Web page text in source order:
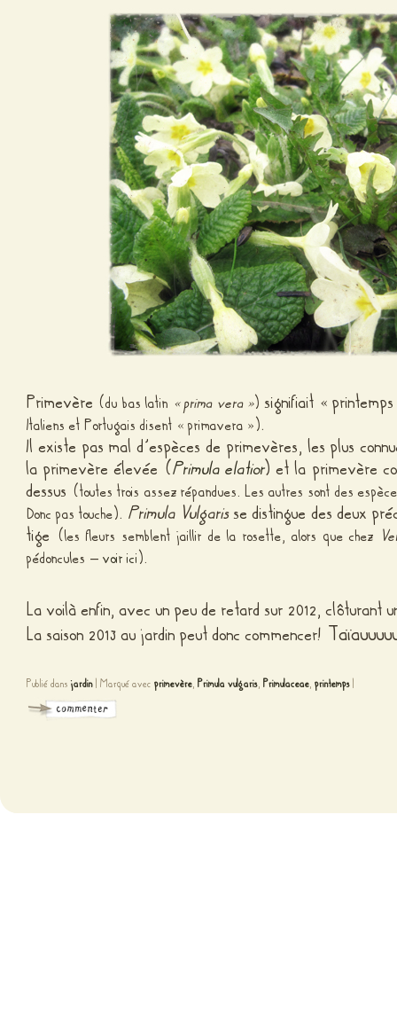
Primevère (du bas latin « prima vera ») signifiait «
Italiens et Portugais disent « primavera »).
Il existe pas mal d’espèces de primevères, les plus
la primevère élevée (Primula elatior) et la primevère
dessus (toutes trois assez répandues. Les autres sont des
Donc pas touche). Primula Vulgarisse distingue des deux
tige (les fleurs semblent jaillir de la rosette, alors que chez
pédoncules – voir ici).
La voilà enfin, avec un peu de retard sur 2012, clôturant
La saison 2013 au jardin peut donc commencer!
Publié dans jardin Marqué avec primevère, Primula vulgaris, Primulaceae, printemps